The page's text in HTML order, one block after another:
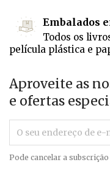
Embalados
Todos os
película plástica e
Aproveite as
e ofertas
Pode cancelar a